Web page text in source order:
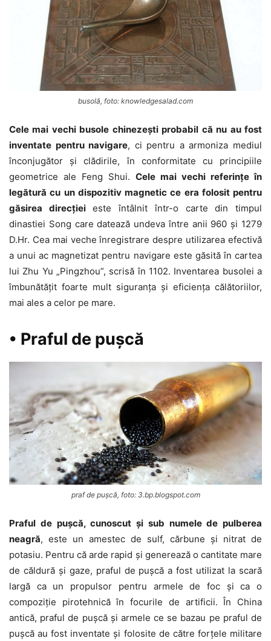
busolă, foto: knowledgesalad.com
Cele mai vechi busole chinezești probabil că nu au fost
inventate pentru navigare, ci pentru a armoniza mediul
înconjugător și clădirile, în conformitate cu principiile
geometrice ale Feng Shui. Cele mai vechi referințe în
legătură cu un dispozitiv magnetic ce era folosit pentru
găsirea direcțieieste întâlnit într-o carte din timpul
dinastiei Song care datează undeva între anii 960 și 1279
D.Hr. Cea mai veche înregistrare despre utilizarea efectivă
a unui ac magnetizat pentru navigare este găsită în cartea
lui Zhu Yu „Pingzhou”, scrisă în 1102. Inventarea busolei a
îmbunătățit foarte mult siguranța și eficiența călătoriilor,
mai ales a celor pe mare.
• Praful de pușcă
praf de pușcă, foto: 3.bp.blogspot.com
Praful de pușcă, cunoscut și sub numele de pulberea
neagră, este un amestec de sulf, cărbune și nitrat de
potasiu. Pentru că arde rapid și generează o cantitate mare
de căldură și gaze, praful de pușcă a fost utilizat la scară
largă ca un propulsor pentru armele de foc și ca o
compoziție pirotehnică în focurile de artificii. În China
antică, praful de pușcă și armele ce se bazau pe praful de
pușcă au fost inventate și folosite de către forțele militare